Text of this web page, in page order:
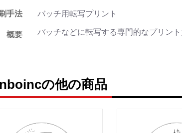
手法 バッチ用転写プリント
概要 バッチなどに転写する専門的なプリン
の他の商品